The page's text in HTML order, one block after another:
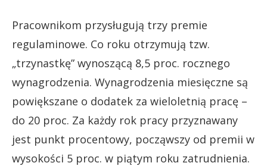
Pracownikom przysługują trzy premie
regulaminowe. Co roku otrzymują tzw.
„trzynastkę” wynoszącą 8,5 proc. rocznego
wynagrodzenia. Wynagrodzenia miesięczne są
powiększane o dodatek za wieloletnią pracę –
do 20 proc. Za każdy rok pracy przyznawany
jest punkt procentowy, począwszy od premii w
wysokości 5 proc. w piątym roku zatrudnienia.